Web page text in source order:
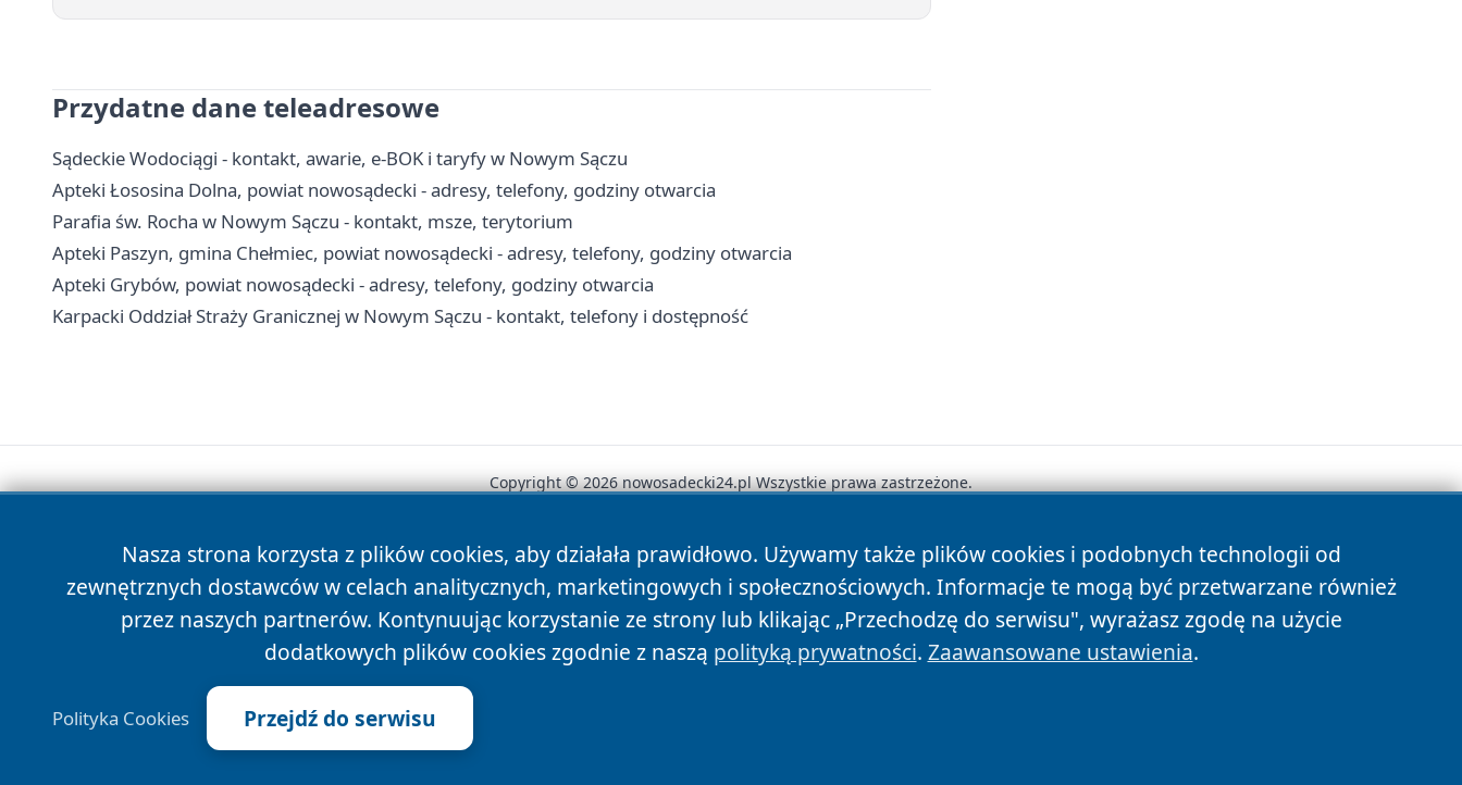
Przydatne dane teleadresowe
Sądeckie Wodociągi - kontakt, awarie, e-BOK i taryfy w Nowym Sączu
Apteki Łososina Dolna, powiat nowosądecki - adresy, telefony, godziny otwarcia
Parafia św. Rocha w Nowym Sączu - kontakt, msze, terytorium
Apteki Paszyn, gmina Chełmiec, powiat nowosądecki - adresy, telefony, godziny otwarcia
Apteki Grybów, powiat nowosądecki - adresy, telefony, godziny otwarcia
Karpacki Oddział Straży Granicznej w Nowym Sączu - kontakt, telefony i dostępność
Nasza strona korzysta z plików cookies, aby działała prawidłowo. Używamy także plików cookies i podobnych technologii od
zewnętrznych dostawców w celach analitycznych, marketingowych i społecznościowych. Informacje te mogą być przetwarzane również
przez naszych partnerów. Kontynuując korzystanie ze strony lub klikając „Przechodzę do serwisu", wyrażasz zgodę na użycie
dodatkowych plików cookies zgodnie z naszą polityką prywatności. Zaawansowane ustawienia.
Polityka Cookies Przejdź do serwisu
Copyright © 2026 nowosadecki24.pl Wszystkie prawa zastrzeżone.
News Autorzy Polityka Prywatności Polityka Cookies